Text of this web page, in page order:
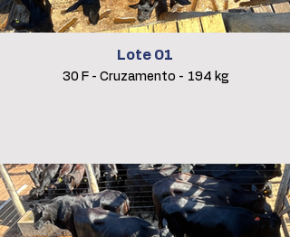
Lote 01
30 F - Cruzamento - 194 kg